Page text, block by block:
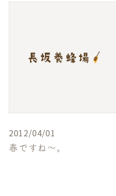
2012/04/01
春ですね～。